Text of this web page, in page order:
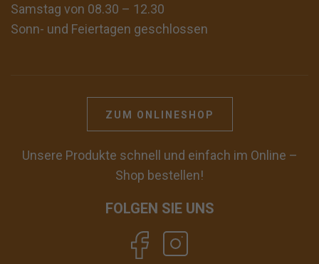
Samstag von 08.30 – 12.30
Sonn- und Feiertagen geschlossen
ZUM ONLINESHOP
Unsere Produkte schnell und einfach im Online –
Shop bestellen!
FOLGEN SIE UNS